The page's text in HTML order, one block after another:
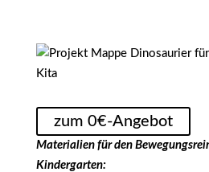
zum 0€-Angebot
Materialien für den
Kindergarten: